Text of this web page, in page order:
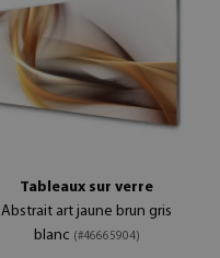
Tableaux sur verre
Abstrait art jaune brun gris
blanc (#46665904)